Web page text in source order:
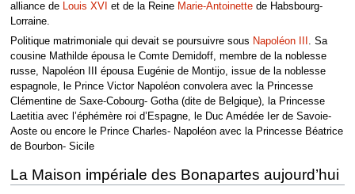
alliance de Louis XVI et de la Reine Marie-Antoinettede Habsbourg-
Lorraine.
Politique matrimoniale qui devait se poursuivre sous Napoléon III . Sa
cousine Mathilde épousa le Comte Demidoff, membre de la noblesse
russe, Napoléon III épousa Eugénie de Montijo, issue de la noblesse
espagnole, le Prince Victor Napoléon convolera avec la Princesse
Clémentine de Saxe-Cobourg- Gotha (dite de Belgique), la Princesse
Laetitia avec l’éphémère roi d’Espagne, le Duc Amédée Ier de Savoie-
Aoste ou encore le Prince Charles- Napoléon avec la Princesse Béatrice
de Bourbon- Sicile
La Maison impériale des Bonapartes aujourd’hui